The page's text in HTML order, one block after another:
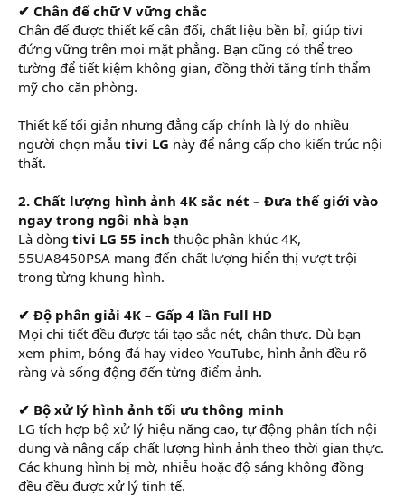
✔ Chân đế chữ V vững chắc
Chân đế được thiết kế cân đối, chất liệu bền bỉ, giúp tivi
đứng vững trên mọi mặt phẳng. Bạn cũng có thể treo
tường để tiết kiệm không gian, đồng thời tăng tính thẩm
mỹ cho căn phòng.
Thiết kế tối giản nhưng đẳng cấp chính là lý do nhiều
người chọn mẫu tivi LG này để nâng cấp cho kiến trúc nội
thất.
2. Chất lượng hình ảnh 4K sắc nét – Đưa thế giới vào
ngay trong ngôi nhà bạn
Là dòng tivi LG 55 inch thuộc phân khúc 4K,
55UA8450PSA mang đến chất lượng hiển thị vượt trội
trong từng khung hình.
✔ Độ phân giải 4K – Gấp 4 lần Full HD
Mọi chi tiết đều được tái tạo sắc nét, chân thực. Dù bạn
xem phim, bóng đá hay video YouTube, hình ảnh đều rõ
ràng và sống động đến từng điểm ảnh.
✔ Bộ xử lý hình ảnh tối ưu thông minh
LG tích hợp bộ xử lý hiệu năng cao, tự động phân tích nội
dung và nâng cấp chất lượng hình ảnh theo thời gian thực.
Các khung hình bị mờ, nhiễu hoặc độ sáng không đồng
đều đều được xử lý tinh tế.